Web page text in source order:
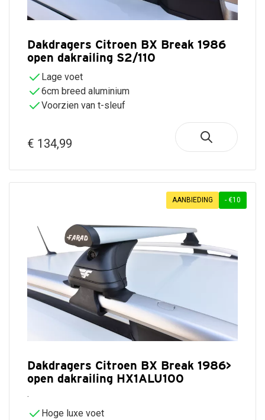
Dakdragers Citroen BX Break 1986
open dakrailing S2/110
Lage voet
6cm breed aluminium
Voorzien van t-sleuf
€ 134,99
AANBIEDING - €10
Dakdragers Citroen BX Break 1986>
open dakrailing HX1ALU100
.
Hoge luxe voet